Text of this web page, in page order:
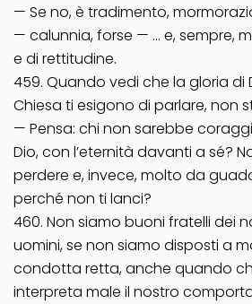
— Se no, è tradimento,
— calunnia, forse — … e, sempre,
e di rettitudine.
459. Quando vedi che la gloria di
Chiesa ti esigono di parlare, non
— Pensa: chi non sarebbe
Dio, con l’eternità davanti a sé?
perdere e, invece, molto da
perché non ti lanci?
460. Non siamo buoni fratelli dei
uomini, se non siamo disposti a
condotta retta, anche quando
interpreta male il nostro